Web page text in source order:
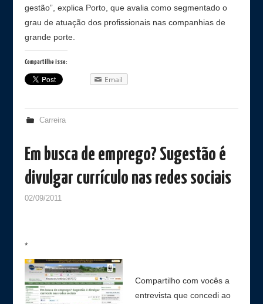
gestão”, explica Porto, que avalia como segmentado o
grau de atuação dos profissionais nas companhias de
grande porte.
Compartilhe isso:
Email
Carreira
Em busca de emprego? Sugestão é
divulgar currículo nas redes sociais
02/09/2011
*
Compartilho com vocês a
entrevista que concedi ao